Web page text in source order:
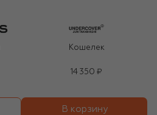
Кошелек
14 350 ₽
В корзину